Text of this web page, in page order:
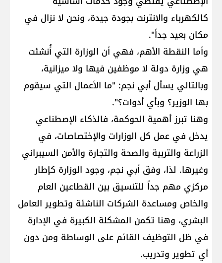
كالكهرباء والانترنت بجودة جيدة، ونحن لا نزال في
مكان بعيد جداً".
وأما النقطة الأهم، فهي أن الوزارة التي أُنشئت
هي وزارة دولة لا موظفين فيها ولا ميزانية،
وبالتالي يسأل أبي نجم: "ما الأعمال التي سيقوم
بها الوزير؟ وبأي أدوات؟".
وهنا تبرز أهمية الحوكمة، فالذكاء الإصطناعي
يدخل في عمل كل الوزارات والإختصاصات، في
الزراعة والتربية والصحة والتجارة والأمن السيبراني
وغيرها. لذا، وفق أبي نجم، وجود الوزارة كإطار
مركزي مهم جداً للتنسيق بين القطاعين العام
والخاص ومساعدة الشركات الناشئة وتطوير العامل
البشري، وهنا تكمن المشكلة الكبيرة في الإدارة
في ظل التوظيف القائم على الوساطة ومن دون
أي تطوير وتدريب.